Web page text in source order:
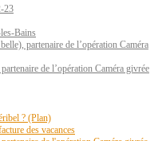
23
Bains
partenaire de l’opération Caméra
de l’opération Caméra givrée
? (Plan)
des vacances